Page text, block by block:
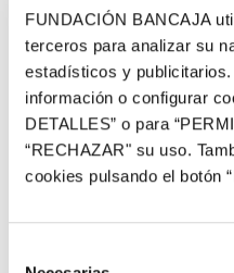
FUNDACIÓN BANCAJA
terceros para analizar su
estadísticos y
información o configurar
DETALLES” o para
“RECHAZAR" su uso.
cookies pulsando el botón
diametralmente opuestas: por
composiciones con acusado
tiempo que ya comenzaba a
jóvenes artistas las ansias de
encontrando en la pintura del
escape para sus inquietudes.
En el ámbito mediterráneo
paisaje como fuente de